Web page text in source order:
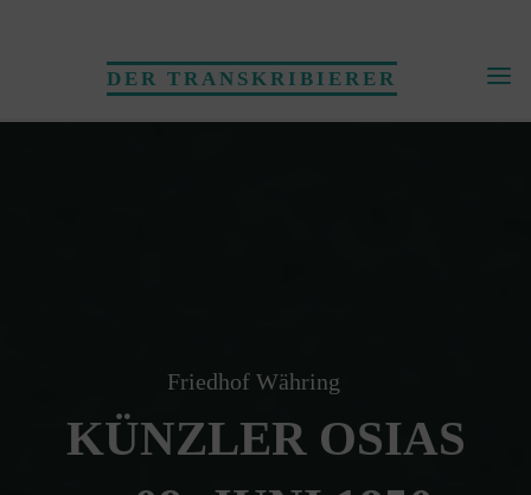
DER TRANSKRIBIERER
Friedhof Währing
KÜNZLER OSIAS